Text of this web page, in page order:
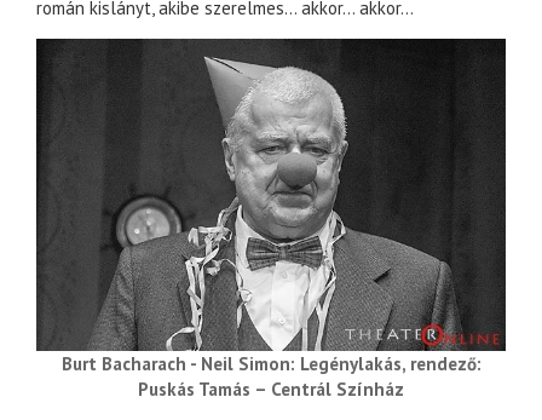
román kislányt, akibe szerelmes… akkor… akkor…
Burt Bacharach - Neil Simon: Legénylakás, rendező:
Puskás Tamás – Centrál Színház